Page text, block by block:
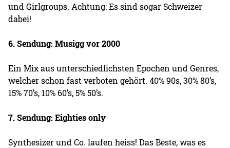
und Girlgroups. Achtung: Es sind sogar Schweizer
dabei!
6. Sendung: Musigg vor 2000
Ein Mix aus unterschiedlichsten Epochen und Genres,
welcher schon fast verboten gehört. 40% 90s, 30% 80’s,
15% 70’s, 10% 60’s, 5% 50’s.
7. Sendung: Eighties only
Synthesizer und Co. laufen heiss! Das Beste, was es